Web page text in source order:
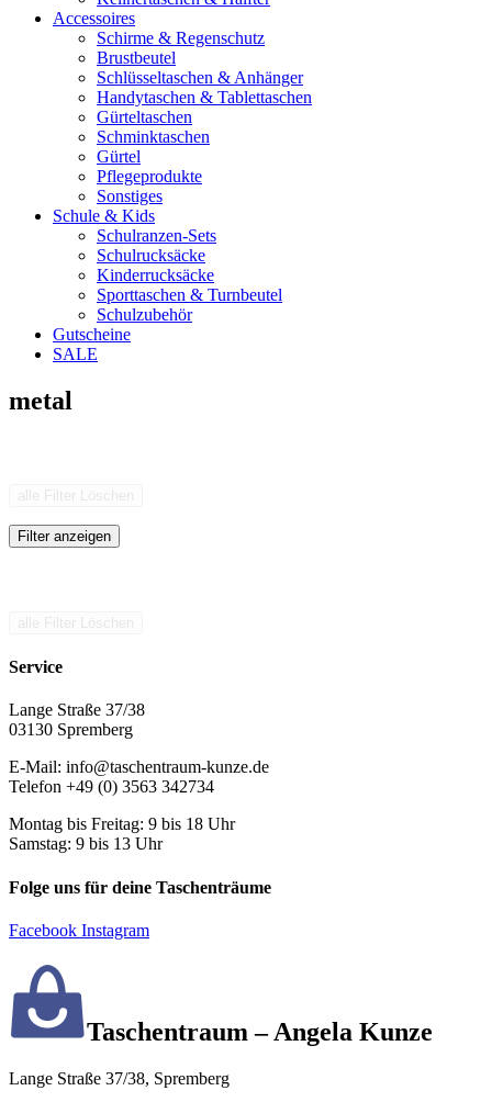
Accessoires
Schirme & Regenschutz
Brustbeutel
Schlüsseltaschen & Anhänger
Handytaschen & Tablettaschen
Gürteltaschen
Schminktaschen
Gürtel
Pflegeprodukte
Sonstiges
Schule & Kids
Schulranzen-Sets
Schulrucksäcke
Kinderrucksäcke
Sporttaschen & Turnbeutel
Schulzubehör
Gutscheine
SALE
metal
Filter anzeigen
Service
Lange Straße 37/38
03130 Spremberg
E-Mail: info@taschentraum-kunze.de
Telefon +49 (0) 3563 342734
Montag bis Freitag: 9 bis 18 Uhr
Samstag: 9 bis 13 Uhr
Folge uns für deine Taschenträume
Facebook Instagram
Taschentraum – Angela Kunze
Lange Straße 37/38, Spremberg